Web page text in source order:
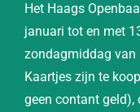
Het Haags
januari tot en met
zondagmiddag van
Kaartjes zijn te
geen contant geld),